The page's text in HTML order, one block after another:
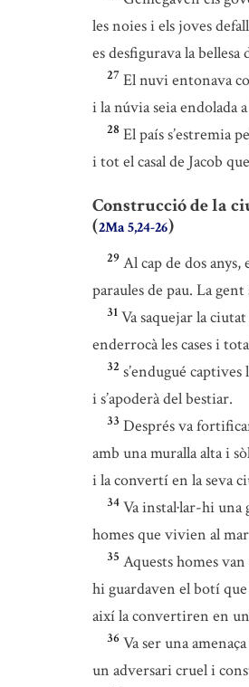
les noies i els joves
es desfigurava la bellesa
27 El nuvi entonava
i la núvia seia endolada
28 El país s’estremia
i tot el casal de Jacob
Construcció de la
(2Ma 5,24-26)
29 Al cap de dos
paraules de pau. La
31 Va saquejar la
enderrocà les cases i
32 s’endugué
i s’apoderà del bestiar.
33 Després va
amb una muralla alta i
i la convertí en la seva
34 Va instal·lar-hi una
homes que vivien al
35 Aquests homes
hi guardaven el botí
així la convertiren en
36 Va ser una
un adversari cruel i